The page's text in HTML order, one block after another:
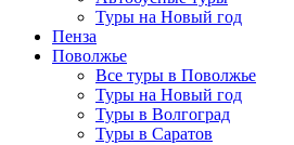
Туры на Новый год
Пенза
Поволжье
Все туры в Поволжье
Туры на Новый год
Туры в Волгоград
Туры в Саратов